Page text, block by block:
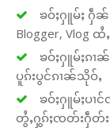
ၶဝ်ႈႁူမ်ႈ ႁဵၼ်
Blogger, Vlog
ၶဝ်ႈႁူမ်ႈၵၢ
ပူၵ်းပွင်ၵၢၼ်သိုဝ်ႇ
ၶဝ်ႈႁူမ်ႈပၢ
တွႆႇႁွၵ်ႈၸတ်းႁဵတ်း